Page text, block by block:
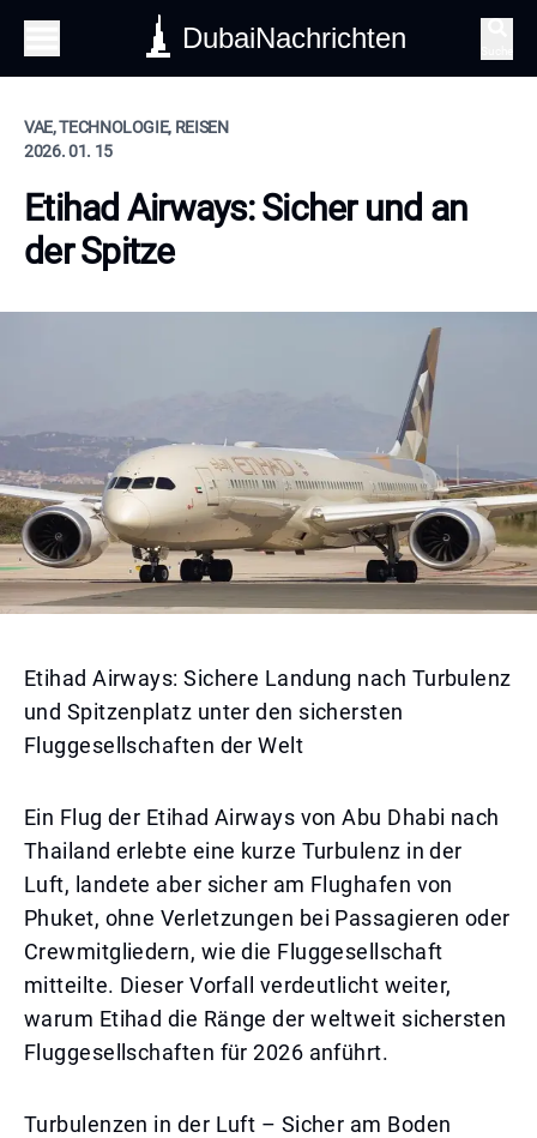
DubaiNachrichten
VAE, TECHNOLOGIE, REISEN
2026. 01. 15
Etihad Airways: Sicher und an
der Spitze
Etihad Airways: Sichere Landung nach Turbulenz
und Spitzenplatz unter den sichersten
Fluggesellschaften der Welt
Ein Flug der Etihad Airways von Abu Dhabi nach
Thailand erlebte eine kurze Turbulenz in der
Luft, landete aber sicher am Flughafen von
Phuket, ohne Verletzungen bei Passagieren oder
Crewmitgliedern, wie die Fluggesellschaft
mitteilte. Dieser Vorfall verdeutlicht weiter,
warum Etihad die Ränge der weltweit sichersten
Fluggesellschaften für 2026 anführt.
Turbulenzen in der Luft – Sicher am Boden